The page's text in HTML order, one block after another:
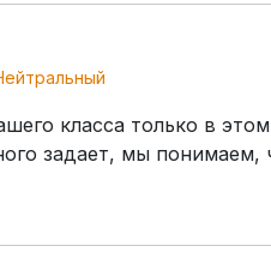
класса только в
задает, мы